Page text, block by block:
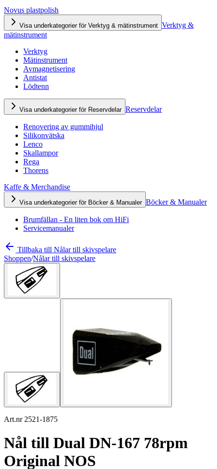
Novus plastpolish
Visa underkategorier för Verktyg & mätinstrument Verktyg &
mätinstrument
Verktyg
Mätinstrument
Avmagnetisering
Antistat
Lödtenn
Visa underkategorier för Reservdelar Reservdelar
Renovering av gummihjul
Silikonvätska
Lenco
Skallampor
Rega
Thorens
Kaffe & Merchandise
Visa underkategorier för Böcker & Manualer Böcker & Manualer
Brumfällan - En liten bok om HiFi
Servicemanualer
Tillbaka till Nålar till skivspelare
Shoppen/Nålar till skivspelare
Art.nr 2521-1875
Nål till Dual DN-167 78rpm
Original NOS